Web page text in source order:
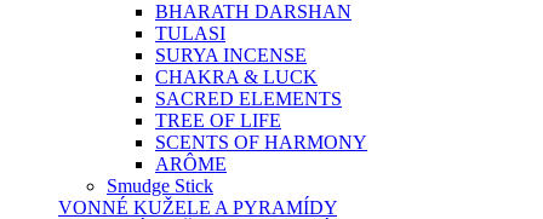
BHARATH DARSHAN
TULASI
SURYA INCENSE
CHAKRA & LUCK
SACRED ELEMENTS
TREE OF LIFE
SCENTS OF HARMONY
ARÔME
Smudge Stick
VONNÉ KUŽELE A PYRAMÍDY